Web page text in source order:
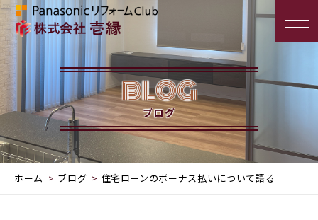
BLOG
ブログ
ホーム ブログ 住宅ローンのボーナス払いについて語る